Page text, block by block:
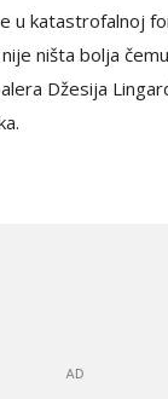
u katastrofalnoj
ništa bolja
Džesija